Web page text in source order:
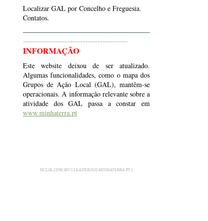
Localizar GAL por Concelho e Freguesia.
Contatos.
------------------------------------------
INFORMAÇÃO
Este website deixou de ser atualizado.
Algumas funcionalidades, como o mapa dos
Grupos de Ação Local (GAL), mantêm-se
operacionais. A informação relevante sobre a
atividade dos GAL passa a constar em
www.minhaterra.pt
SICLIK.COM.S8V2.LEADER2020.MINHATERRA.PT.1